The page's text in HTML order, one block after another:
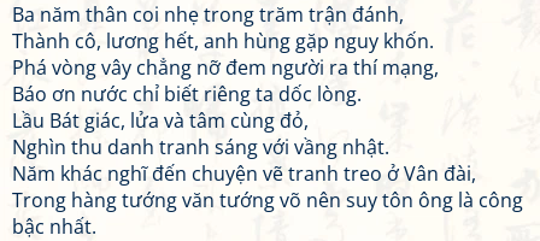
Ba năm thân coi nhẹ trong trăm trận đánh,
Thành cô, lương hết, anh hùng gặp nguy khốn.
Phá vòng vây chẳng nỡ đem người ra thí mạng,
Báo ơn nước chỉ biết riêng ta dốc lòng.
Lầu Bát giác, lửa và tâm cùng đỏ,
Nghìn thu danh tranh sáng với vầng nhật.
Năm khác nghĩ đến chuyện vẽ tranh treo ở Vân đài,
Trong hàng tướng văn tướng võ nên suy tôn ông là công
bậc nhất.